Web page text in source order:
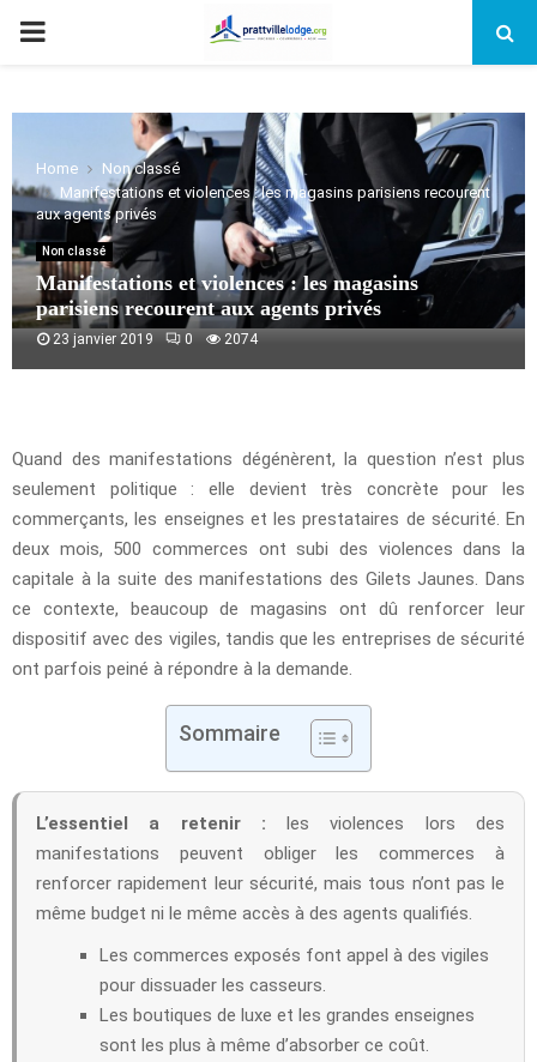
PRIMARY
Home
Non classé
Manifestations et violences : les magasins parisiens recourent
aux agents privés
Non classé
Manifestations et violences : les magasins
parisiens recourent aux agents privés
23 janvier 2019 0 2074
Quand des manifestations dégénèrent, la question n’est plus
seulement politique : elle devient très concrète pour les
commerçants, les enseignes et les prestataires de sécurité. En
deux mois, 500 commerces ont subi des violences dans la
capitale à la suite des manifestations des Gilets Jaunes. Dans
ce contexte, beaucoup de magasins ont dû renforcer leur
dispositif avec des vigiles, tandis que les entreprises de sécurité
ont parfois peiné à répondre à la demande.
Sommaire
L’essentiel a retenir : les violences lors des
manifestations peuvent obliger les commerces à
renforcer rapidement leur sécurité, mais tous n’ont pas le
même budget ni le même accès à des agents qualifiés.
Les commerces exposés font appel à des vigiles
pour dissuader les casseurs.
Les boutiques de luxe et les grandes enseignes
sont les plus à même d’absorber ce coût.